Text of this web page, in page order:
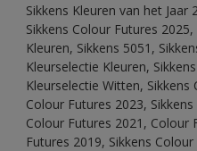
Sikkens Kleuren van het
Sikkens Colour Futures
Kleuren, Sikkens 5051,
Kleurselectie Kleuren,
Kleurselectie Witten, Sikkens
Colour Futures 2023,
Colour Futures 2021, Colour
Futures 2019, Sikkens